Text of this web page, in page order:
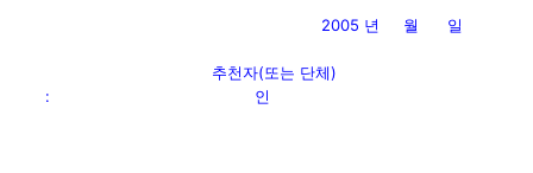
2005 년 월 일
추천자(또는 단체)
: 인